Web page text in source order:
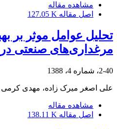
مشاهده مقاله
اصل مقاله 127.05 K
تحلیل عوامل موثر بر
مرغداری‌های صنعتی
2-40، شماره 4، 1388
علی اصغر میرک زاده، مهدی کرمی
مشاهده مقاله
اصل مقاله 138.11 K